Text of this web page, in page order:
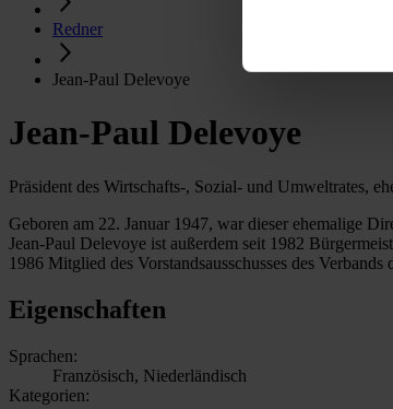
Redner
Jean-Paul Delevoye
Jean-Paul Delevoye
Präsident des Wirtschafts-, Sozial- und Umweltrates,
Geboren am 22. Januar 1947, war dieser ehemalige
Jean-Paul Delevoye ist außerdem seit 1982
1986 Mitglied des Vorstandsausschusses des
Eigenschaften
Sprachen:
Französisch, Niederländisch
Kategorien: